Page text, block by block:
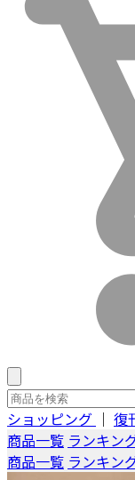
ショッピング ｜ 復
商品一覧 ランキン
商品一覧 ランキン